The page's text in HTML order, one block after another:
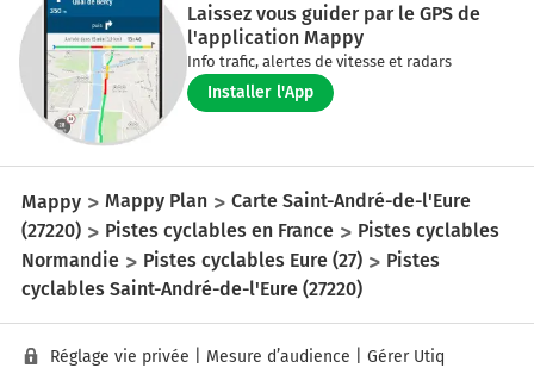
Laissez vous guider par le GPS de
l'application Mappy
Info trafic, alertes de vitesse et radars
Installer l'App
Mappy Mappy Plan
Carte Saint-André-de-l'Eure
(27220)
Pistes cyclables en France
Pistes cyclables
Normandie
Pistes cyclables Eure (27)
Pistes
cyclables Saint-André-de-l'Eure (27220)
Réglage vie privée Mesure d’audience Gérer Utiq